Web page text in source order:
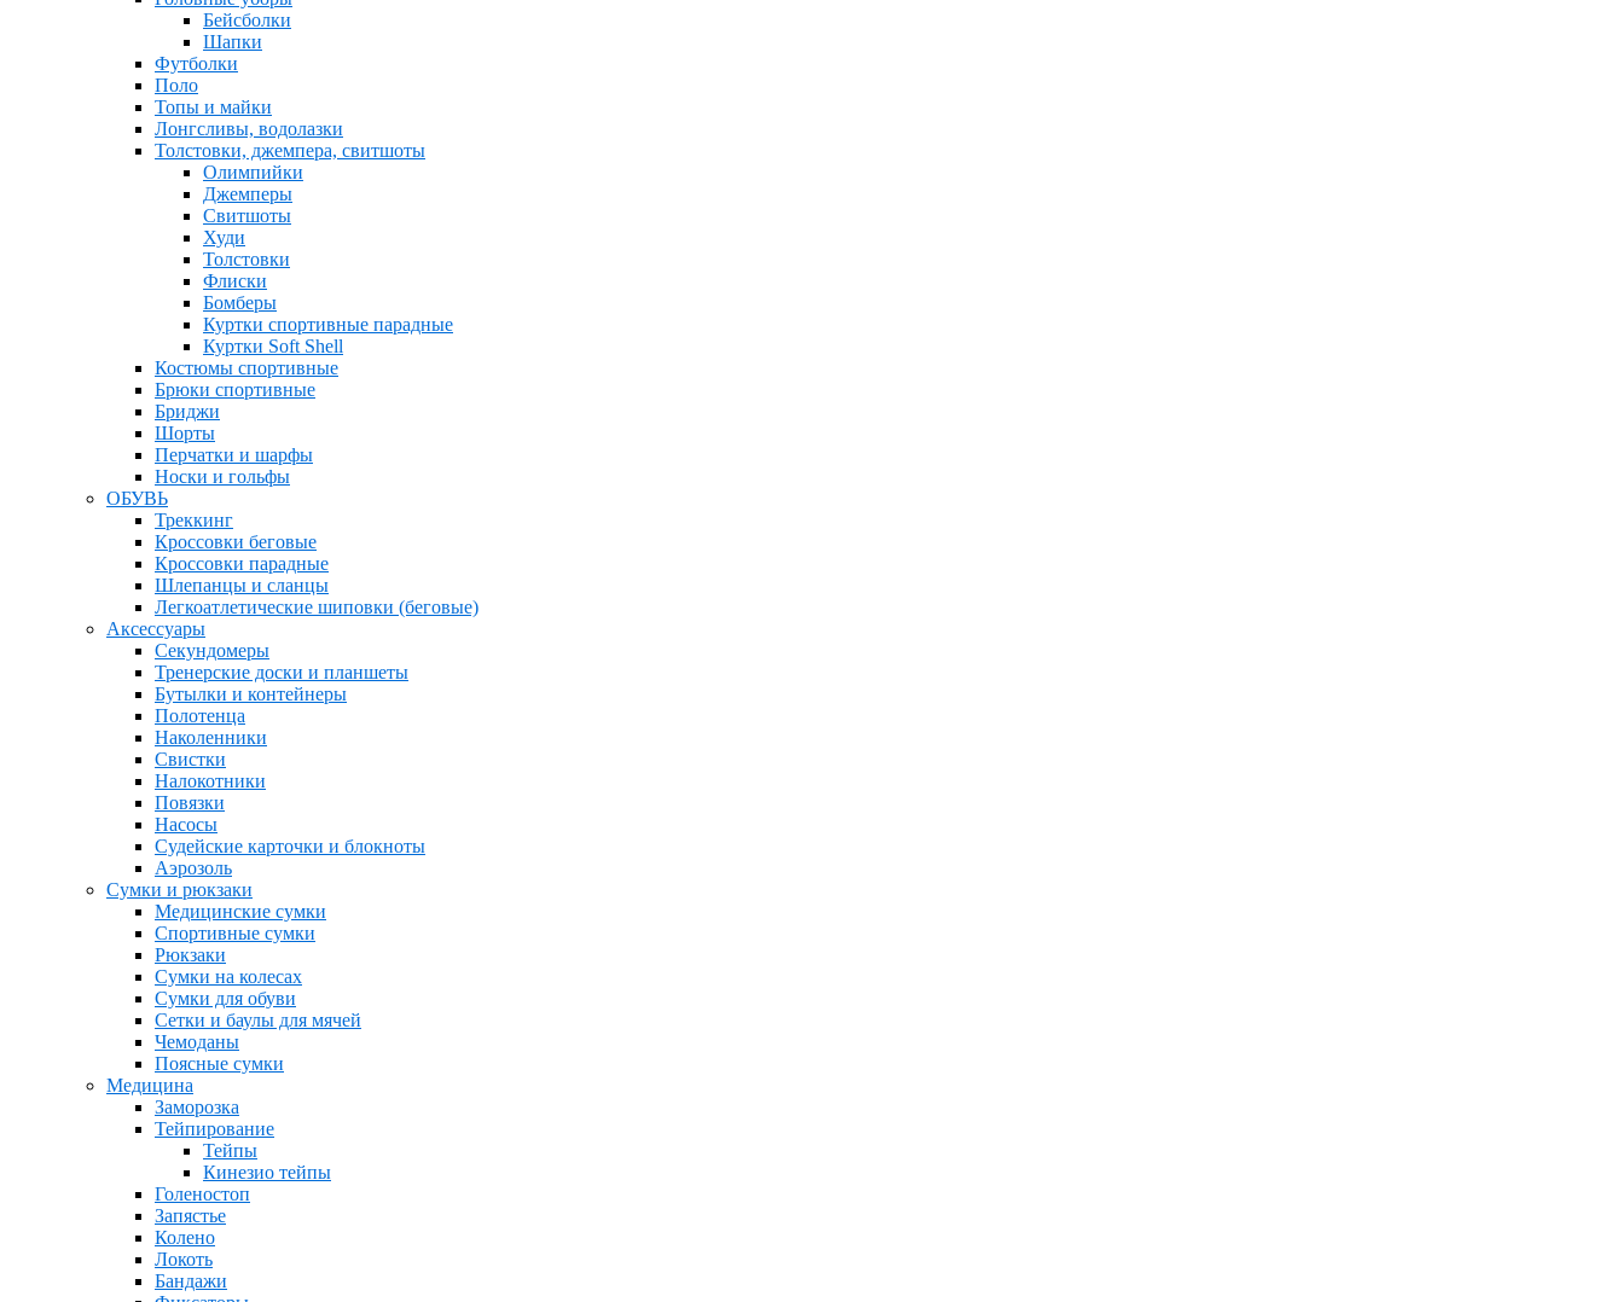
Бейсболки
Шапки
Футболки
Поло
Топы и майки
Лонгсливы, водолазки
Толстовки, джемпера, свитшоты
Олимпийки
Джемперы
Свитшоты
Худи
Толстовки
Флиски
Бомберы
Куртки спортивные парадные
Куртки Soft Shell
Костюмы спортивные
Брюки спортивные
Бриджи
Шорты
Перчатки и шарфы
Носки и гольфы
ОБУВЬ
Треккинг
Кроссовки беговые
Кроссовки парадные
Шлепанцы и сланцы
Легкоатлетические шиповки (беговые)
Аксессуары
Секундомеры
Тренерские доски и планшеты
Бутылки и контейнеры
Полотенца
Наколенники
Свистки
Налокотники
Повязки
Насосы
Судейские карточки и блокноты
Аэрозоль
Сумки и рюкзаки
Медицинские сумки
Спортивные сумки
Рюкзаки
Сумки на колесах
Сумки для обуви
Сетки и баулы для мячей
Чемоданы
Поясные сумки
Медицина
Заморозка
Тейпирование
Тейпы
Кинезио тейпы
Голеностоп
Запястье
Колено
Локоть
Бандажи